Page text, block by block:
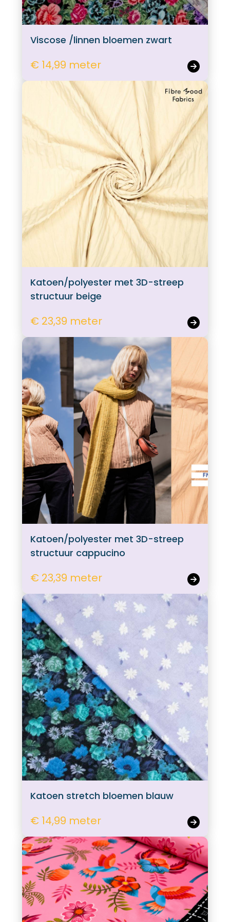
Viscose /linnen bloemen zwart
€ 14,99 meter
Katoen/polyester met 3D-streep
structuur beige
€ 23,39 meter
Katoen/polyester met 3D-streep
structuur cappucino
€ 23,39 meter
Katoen stretch bloemen blauw
€ 14,99 meter